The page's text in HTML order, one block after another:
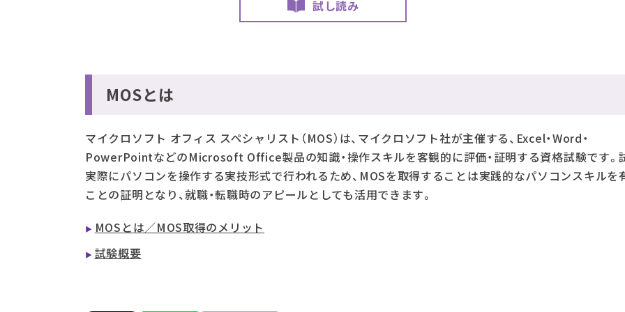
試し読み
MOSとは
マイクロソフト オフィス スペシャリスト（MOS）は、マイクロソフト社が主催する、Excel・Word・
PowerPointなどのMicrosoft Office製品の知識・操作スキルを客観的に評価・証明する資格試験です。
実際にパソコンを操作する実技形式で行われるため、MOSを取得することは実践的なパソコンスキルを
ことの証明となり、就職・転職時のアピールとしても活用できます。
MOSとは／MOS取得のメリット
試験概要